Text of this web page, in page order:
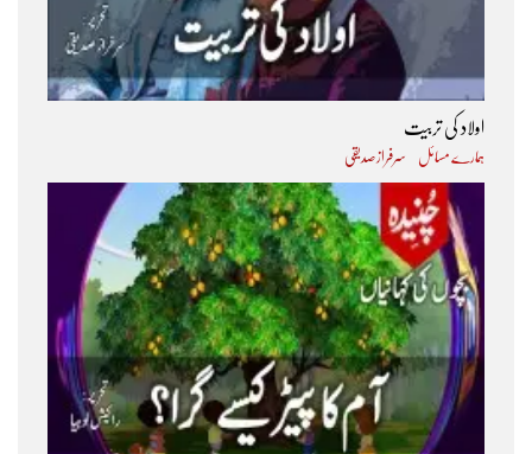
اولاد کی تربیت
ہمارے مسائل سرفراز صدیقی